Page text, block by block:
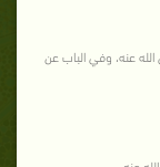
الخدري رضي الله عنه، وفي الباب عن